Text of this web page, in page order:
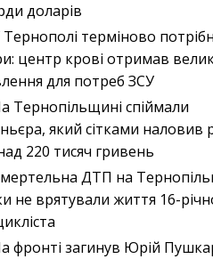
доларів
терміново
центр крові отримав
для потреб ЗСУ
Тернопільщині спіймали
який сітками наловив
220 тисяч гривень
ДТП на
не врятували життя 16-
фронті загинув Юрій